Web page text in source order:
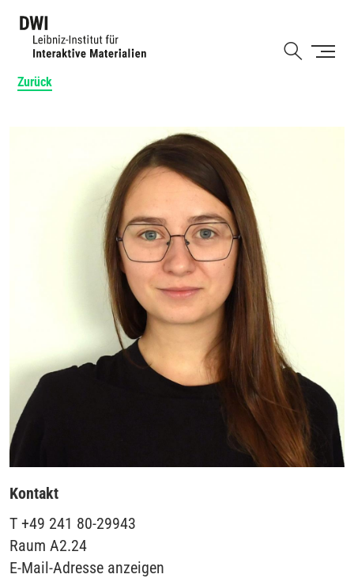
Zurück
Kontakt
T +49 241 80-29943
Raum A2.24
E-Mail-Adresse anzeigen